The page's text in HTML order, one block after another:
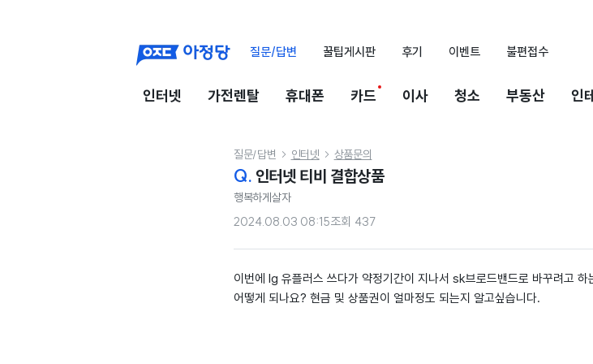
질문/답변 꿀팁게시판 후기 이벤트 불편접수
인터넷 가전렌탈 휴대폰 카드 이사 청소 부동산 인
질문/답변  인터넷  상품문의
Q. 인터넷 티비 결합상품
행복하게살자
2024.08.03 08:15조회 437
이번에 lg 유플러스 쓰다가 약정기간이 지나서 sk브로드밴드로 바꾸려고 하
어떻게 되나요? 현금 및 상품권이 얼마정도 되는지 알고싶습니다.